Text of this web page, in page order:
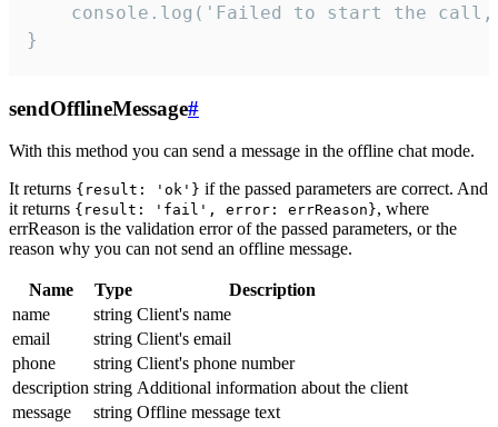
console.log('Failed to start the
}
sendOfflineMessage#
With this method you can send a message in the offline chat mode.
It returns {result: 'ok'} if the passed parameters are correct. And
it returns {result: 'fail', error: errReason}, where
errReason is the validation error of the passed parameters, or the
reason why you can not send an offline message.
Name Type
Description
name
string Client's name
email
string Client's email
phone
string Client's phone number
description string Additional information about the client
message
string Offline message text